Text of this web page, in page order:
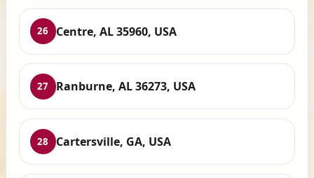
26 Centre, AL 35960, USA
27 Ranburne, AL 36273, USA
28 Cartersville, GA, USA